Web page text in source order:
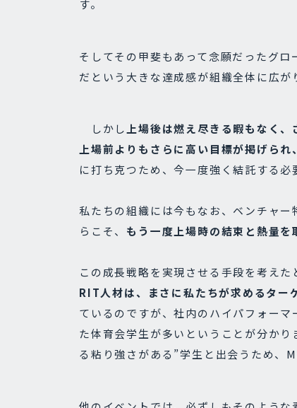
す。
そしてその甲斐もあって念願だったグ
だという大きな達成感が組織全体に広が
しかし上場後は燃え尽きる暇もなく、
上場前よりもさらに高い目標が掲げら
に打ち克つため、今一度強く結託する必
私たちの組織には今もなお、ベンチャ
らこそ、 もう一度上場時の結束と熱量を
この成長戦略を実現させる手段を考えた
RIT人材は、まさに私たちが求めるター
ているのですが、社内のハイパフォー
た体育会学生が多いということが分か
る粘り強さがある”学生と出会うため、